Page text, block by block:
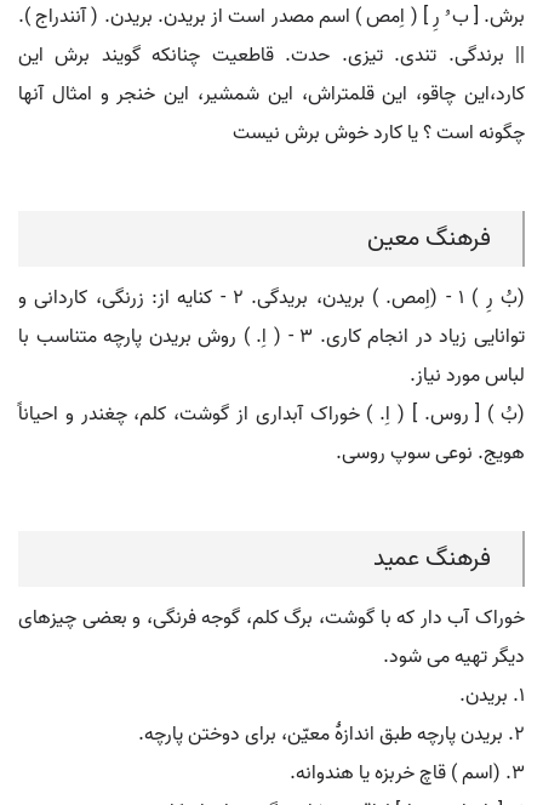
برش. [ ب ُ رِ ] ( اِمص ) اسم مصدر است از بریدن. بریدن. ( آنندراج ).
|| برندگی. تندی. تیزی. حدت. قاطعیت چنانکه گویند برش این
کارد،این چاقو، این قلمتراش، این شمشیر، این خنجر و امثال آنها
چگونه است ؟ یا کارد خوش برش نیست
فرهنگ معین
(بُ رِ ) ۱ - (اِمص. ) بریدن، بریدگی. ۲ - کنایه از: زرنگی، کاردانی و
توانایی زیاد در انجام کاری. ۳ - ( اِ. ) روش بریدن پارچه متناسب با
لباس مورد نیاز.
(بُ ) [ روس. ] ( اِ. ) خوراک آبداری از گوشت، کلم، چغندر و احیاناً
هویج. نوعی سوپ روسی.
فرهنگ عمید
خوراک آب دار که با گوشت، برگ کلم، گوجه فرنگی، و بعضی چیزهای
دیگر تهیه می شود.
۱. بریدن.
۲. بریدن پارچه طبق اندازۀ معیّن، برای دوختن پارچه.
۳. (اسم ) قاچ خربزه یا هندوانه.